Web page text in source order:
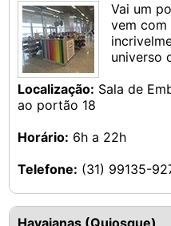
Vai um
vem com
universo
Localização: Sala de
ao portão 18
Horário: 6h a 22h
Telefone: (31) 99135-
Havaianas (Quiosque)